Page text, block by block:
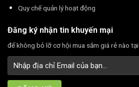
Quy chế quản lý hoạt động
Đăng ký nhận tin khuyến mại
để không bỏ lỡ cơ hội mua sắm giá rẻ nào